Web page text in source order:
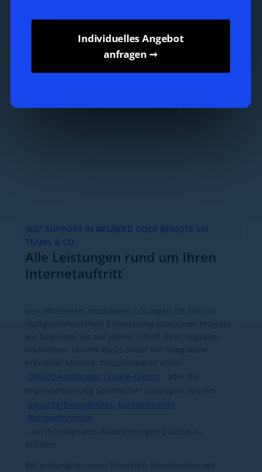
Individuelles Angebot
anfragen ➞
360° SUPPORT IN NEUWIED ODER REMOTE VIA
TEAMS & CO.
Alle Leistungen rund um Ihren
Internetauftritt
Von effizienten, modularen Lösungen bis hin zur
maßgeschneiderten Entwicklung komplexer Projekte,
wir begleiten Sie auf jedem Schritt Ihres digitalen
Vorhabens. Unsere Basis bildet die Integration
erprobter Module, beispielsweise unser
DSGVO-konformer Cookie-Dienst
, oder die
Implementierung spezifischer Lösungen, wie ein
benutzerfreundliches, barrierearmes
Anfrageformular
, um Ihre digitalen Anforderungen präzise zu
erfüllen.
Bei umfangreicheren Projekten übernehmen wir